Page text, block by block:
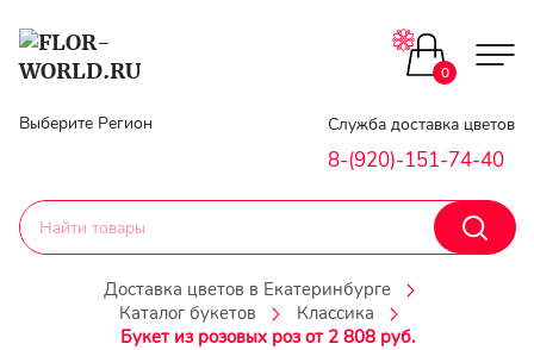
Главная
Гарантии
Доставка
Выберите Регион Служба доставка цветов
8-(920)-151-74-40
0
Доставка цветов в Екатеринбурге
Каталог букетов
Классика
Букет из розовых роз от 2 808 руб.
Цветы поштучно
Букеты до 2500
Каталог букетов
Корзины с цветами